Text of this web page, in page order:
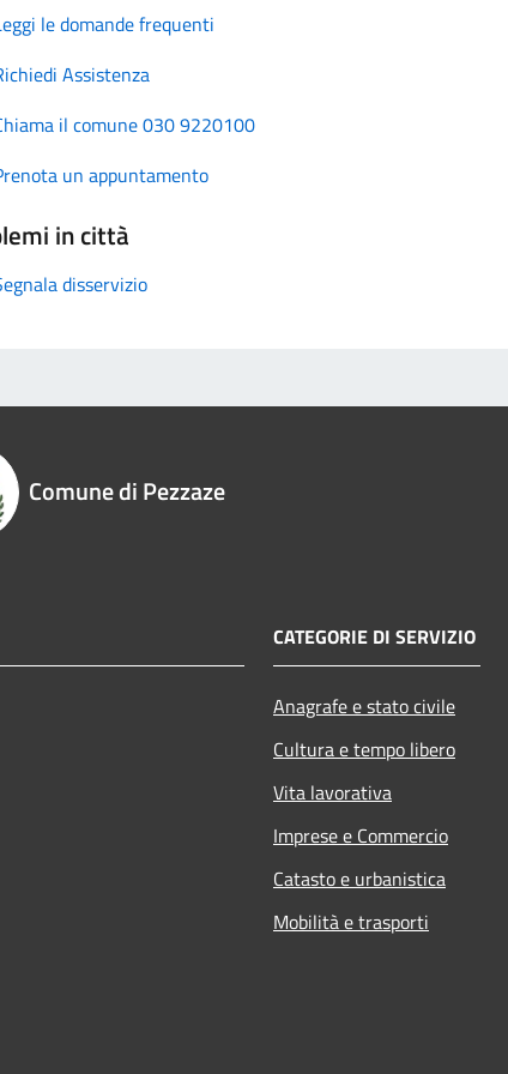
le domande frequenti
Assistenza
il comune 030 9220100
un appuntamento
in città
disservizio
Comune di Pezzaze
CATEGORIE DI SERVIZIO
Anagrafe e stato civile
Cultura e tempo libero
Vita lavorativa
Imprese e Commercio
Catasto e urbanistica
Mobilità e trasporti